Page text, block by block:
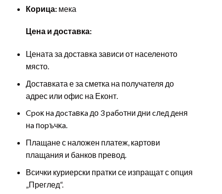
Корица: мека
Цена и доставка:
Цената за доставка зависи от населеното
място.
Доставката е за сметка на получателя до
адрес или офис на Еконт.
Cpoĸ нa дocтaвĸa до 3 paбoтни дни cлeд дeня
нa пopъчĸa.
Плащане с наложен платеж, картови
плащания и банков превод.
Всички куриерски пратки се изпращат с опция
„Преглед“.